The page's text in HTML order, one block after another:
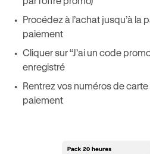
Procédez à l’achat jusqu’à la
paiement
Cliquer sur “J’ai un code
enregistré
Rentrez vos numéros de
paiement